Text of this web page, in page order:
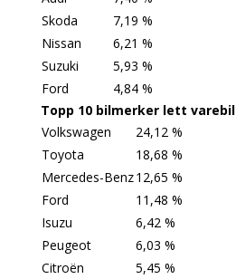
Skoda
7,19 %
Nissan
6,21 %
Suzuki
5,93 %
Ford
4,84 %
Topp 10 bilmerker lett varebil
Volkswagen
24,12 %
Toyota
18,68 %
Mercedes-Benz12,65 %
Ford
11,48 %
Isuzu
6,42 %
Peugeot
6,03 %
Citroën
5,45 %